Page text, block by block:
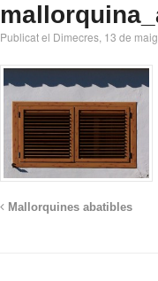
Publicat el Dimecres, 13 de
Mallorquines abatibles